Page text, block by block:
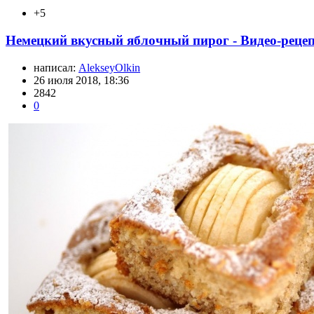
+5
Немецкий вкусный яблочный пирог - Видео-
написал: AlekseyOlkin
26 июля 2018, 18:36
2842
0